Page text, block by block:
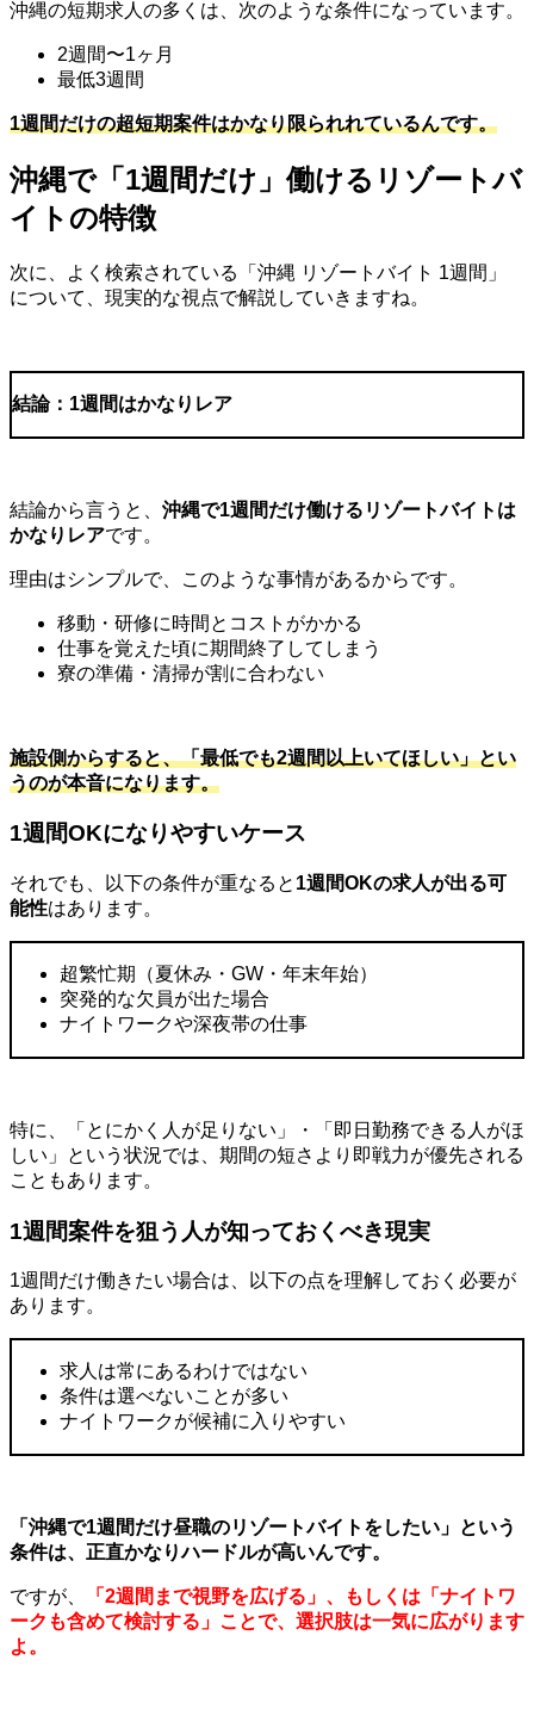
沖縄の短期求人の多くは、次のような条件になっています。
2週間〜1ヶ月
最低3週間
1週間だけの超短期案件はかなり限られれているんです。
沖縄で「1週間だけ」働けるリゾートバ
イトの特徴
次に、よく検索されている「沖縄 リゾートバイト 1週間」
について、現実的な視点で解説していきますね。
結論： 1週間はかなりレア
結論から言うと、 沖縄で1週間だけ働けるリゾートバイトは
かなりレアです。
理由はシンプルで、このような事情があるからです。
移動・研修に時間とコストがかかる
仕事を覚えた頃に期間終了してしまう
寮の準備・清掃が割に合わない
施設側からすると、「最低でも2週間以上いてほしい」とい
うのが本音になります。
1週間OKになりやすいケース
それでも、以下の条件が重なると 1週間OKの求人が出る可
能性はあります。
超繁忙期（夏休み・ GW ・年末年始）
突発的な欠員が出た場合
ナイトワークや深夜帯の仕事
特に、「とにかく人が足りない」・「即日勤務できる人がほ
しい」という状況では、期間の短さより即戦力が優先される
こともあります。
1週間案件を狙う人が知っておくべき現実
1週間だけ働きたい場合は、以下の点を理解しておく必要が
あります。
求人は常にあるわけではない
条件は選べないことが多い
ナイトワークが候補に入りやすい
「沖縄で1週間だけ昼職のリゾートバイトをしたい」という
条件は、正直かなりハードルが高いんです。
ですが、
「2週間まで視野を広げる」、もしくは「ナイトワ
ークも含めて検討する」ことで、選択肢は一気に広がります
よ。